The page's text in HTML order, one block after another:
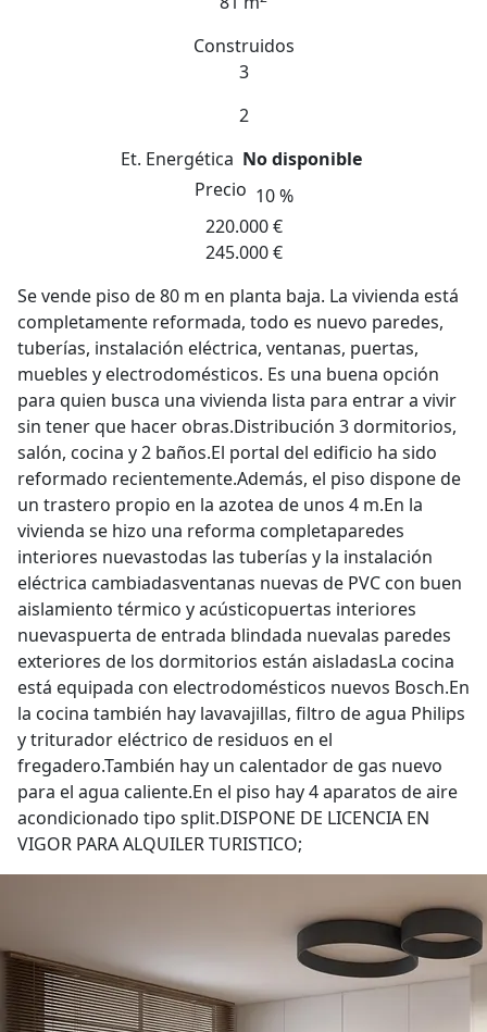
Construidos
3
2
Et. Energética No disponible
Precio 10 %
220.000 €
245.000 €
Se vende piso de 80 m en planta baja. La vivienda está
completamente reformada, todo es nuevo paredes,
tuberías, instalación eléctrica, ventanas, puertas,
muebles y electrodomésticos. Es una buena opción
para quien busca una vivienda lista para entrar a vivir
sin tener que hacer obras.Distribución 3 dormitorios,
salón, cocina y 2 baños.El portal del edificio ha sido
reformado recientemente.Además, el piso dispone de
un trastero propio en la azotea de unos 4 m.En la
vivienda se hizo una reforma completaparedes
interiores nuevastodas las tuberías y la instalación
eléctrica cambiadasventanas nuevas de PVC con buen
aislamiento térmico y acústicopuertas interiores
nuevaspuerta de entrada blindada nuevalas paredes
exteriores de los dormitorios están aisladasLa cocina
está equipada con electrodomésticos nuevos Bosch.En
la cocina también hay lavavajillas, filtro de agua Philips
y triturador eléctrico de residuos en el
fregadero.También hay un calentador de gas nuevo
para el agua caliente.En el piso hay 4 aparatos de aire
acondicionado tipo split.DISPONE DE LICENCIA EN
VIGOR PARA ALQUILER TURISTICO;